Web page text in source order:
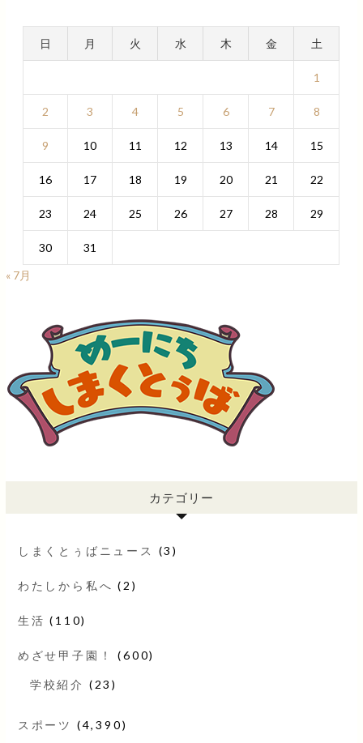
日 月 火 水 木 金 土
1
2 3 4 5 6 7 8
9 10 11 12 13 14 15
16 17 18 19 20 21 22
23 24 25 26 27 28 29
30
31
« 7月
カテゴリー
しまくとぅばニュース (3)
わたしから私へ (2)
生活 (110)
めざせ甲子園！ (600)
学校紹介 (23)
スポーツ (4,390)